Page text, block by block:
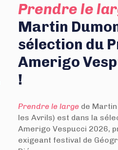
Prendre le
Martin
sélection du
Amerigo
!
Prendre le large de
les Avrils) est dans la
Amerigo Vespucci 2026,
exigeant festival de